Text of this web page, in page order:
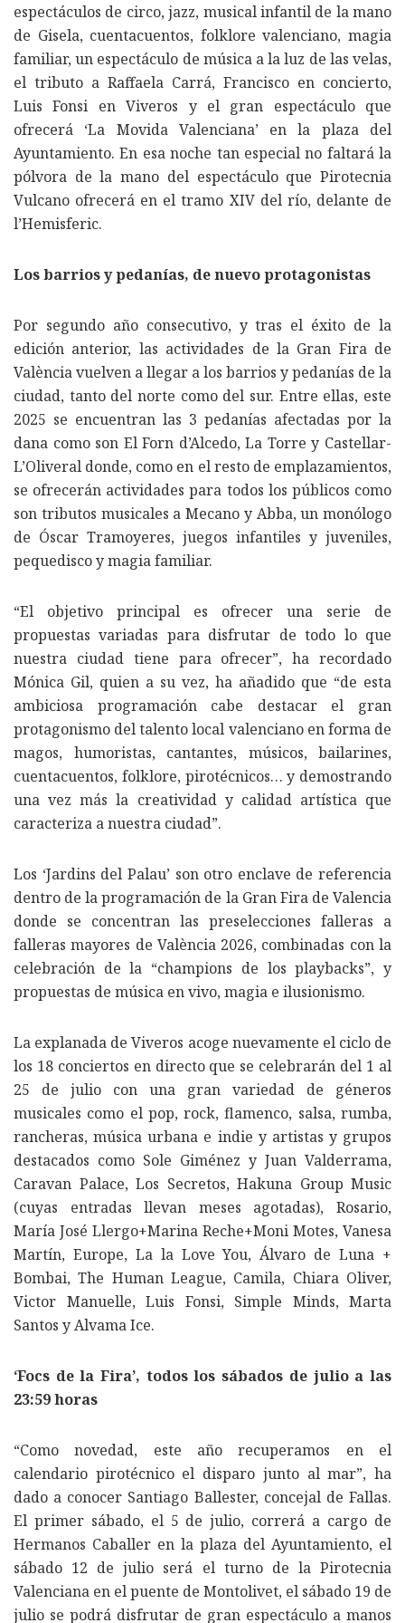
espectáculos de circo, jazz, musical infantil de la mano
de Gisela, cuentacuentos, folklore valenciano, magia
familiar, un espectáculo de música a la luz de las velas,
el tributo a Raffaela Carrá, Francisco en concierto,
Luis Fonsi en Viveros y el gran espectáculo que
ofrecerá ‘La Movida Valenciana’ en la plaza del
Ayuntamiento. En esa noche tan especial no faltará la
pólvora de la mano del espectáculo que Pirotecnia
Vulcano ofrecerá en el tramo XIV del río, delante de
l’Hemisferic.
Los barrios y pedanías, de nuevo protagonistas
Por segundo año consecutivo, y tras el éxito de la
edición anterior, las actividades de la Gran Fira de
València vuelven a llegar a los barrios y pedanías de la
ciudad, tanto del norte como del sur. Entre ellas, este
2025 se encuentran las 3 pedanías afectadas por la
dana como son El Forn d’Alcedo, La Torre y Castellar-
L’Oliveral donde, como en el resto de emplazamientos,
se ofrecerán actividades para todos los públicos como
son tributos musicales a Mecano y Abba, un monólogo
de Óscar Tramoyeres, juegos infantiles y juveniles,
pequedisco y magia familiar.
“El objetivo principal es ofrecer una serie de
propuestas variadas para disfrutar de todo lo que
nuestra ciudad tiene para ofrecer”, ha recordado
Mónica Gil, quien a su vez, ha añadido que “de esta
ambiciosa programación cabe destacar el gran
protagonismo del talento local valenciano en forma de
magos, humoristas, cantantes, músicos, bailarines,
cuentacuentos, folklore, pirotécnicos… y demostrando
una vez más la creatividad y calidad artística que
caracteriza a nuestra ciudad”.
Los ‘Jardins del Palau’ son otro enclave de referencia
dentro de la programación de la Gran Fira de Valencia
donde se concentran las preselecciones falleras a
falleras mayores de València 2026, combinadas con la
celebración de la “champions de los playbacks”, y
propuestas de música en vivo, magia e ilusionismo.
La explanada de Viveros acoge nuevamente el ciclo de
los 18 conciertos en directo que se celebrarán del 1 al
25 de julio con una gran variedad de géneros
musicales como el pop, rock, flamenco, salsa, rumba,
rancheras, música urbana e indie y artistas y grupos
destacados como Sole Giménez y Juan Valderrama,
Caravan Palace, Los Secretos, Hakuna Group Music
(cuyas entradas llevan meses agotadas), Rosario,
María José Llergo+Marina Reche+Moni Motes, Vanesa
Martín, Europe, La la Love You, Álvaro de Luna +
Bombai, The Human League, Camila, Chiara Oliver,
Victor Manuelle, Luis Fonsi, Simple Minds, Marta
Santos y Alvama Ice.
‘Focs de la Fira’, todos los sábados de julio a las
23:59 horas
“Como novedad, este año recuperamos en el
calendario pirotécnico el disparo junto al mar”, ha
dado a conocer Santiago Ballester, concejal de Fallas.
El primer sábado, el 5 de julio, correrá a cargo de
Hermanos Caballer en la plaza del Ayuntamiento, el
sábado 12 de julio será el turno de la Pirotecnia
Valenciana en el puente de Montolivet, el sábado 19 de
julio se podrá disfrutar de gran espectáculo a manos